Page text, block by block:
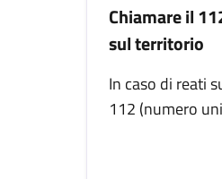
Chiamare il
sul territorio
In caso di reati
112 (numero